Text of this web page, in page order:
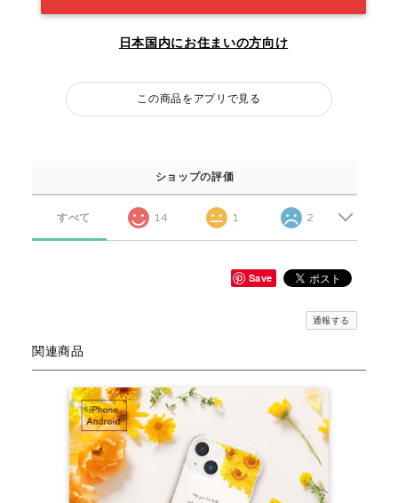
日本国内にお住まいの方向け
この商品をアプリで見る
ショップの評価
すべて 14 1 2
Save
通報する
関連商品